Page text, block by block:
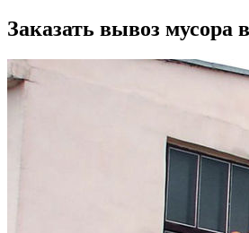
Заказать вывоз мусора